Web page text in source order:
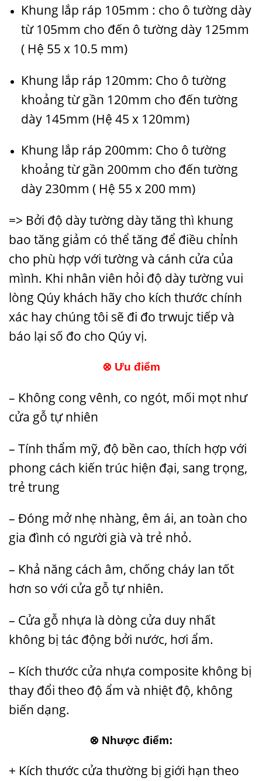
Khung lắp ráp 105mm : cho ô tường dày
từ 105mm cho đến ô tường dày 125mm
( Hệ 55 x 10.5 mm)
Khung lắp ráp 120mm: Cho ô tường
khoảng từ gần 120mm cho đến tường
dày 145mm (Hệ 45 x 120mm)
Khung lắp ráp 200mm: Cho ô tường
khoảng từ gần 200mm cho đến tường
dày 230mm ( Hệ 55 x 200 mm)
=> Bởi độ dày tường dày tăng thì khung
bao tăng giảm có thể tăng để điều chỉnh
cho phù hợp với tường và cánh cửa của
mình. Khi nhân viên hỏi độ dày tường vui
lòng Qúy khách hãy cho kích thước chính
xác hay chúng tôi sẽ đi đo trwujc tiếp và
báo lại số đo cho Qúy vị.
⊗ Ưu điểm
– Không cong vênh, co ngót, mối mọt như
cửa gỗ tự nhiên
– Tính thẩm mỹ, độ bền cao, thích hợp với
phong cách kiến trúc hiện đại, sang trọng,
trẻ trung
– Đóng mở nhẹ nhàng, êm ái, an toàn cho
gia đình có người già và trẻ nhỏ.
– Khả năng cách âm, chống cháy lan tốt
hơn so với cửa gỗ tự nhiên.
– Cửa gỗ nhựa là dòng cửa duy nhất
không bị tác động bởi nước, hơi ẩm.
– Kích thước cửa nhựa composite không bị
thay đổi theo độ ẩm và nhiệt độ, không
biến dạng.
⊗ Nhược điểm:
+ Kích thước cửa thường bị giới hạn theo